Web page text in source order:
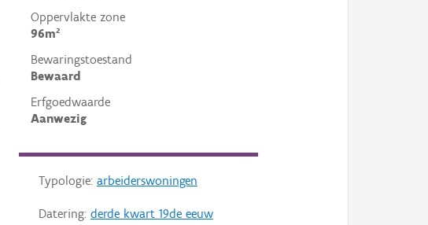
Oppervlakte zone
96m²
Bewaringstoestand
Bewaard
Erfgoedwaarde
Aanwezig
Typologie: arbeiderswoningen
Datering: derde kwart 19de eeuw